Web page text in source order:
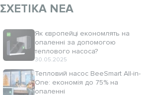
ΣΧΕΤΙΚΆ ΝΈΑ
Як європейці економлять на
опаленні за допомогою
теплового насоса?
30.05.2025
Тепловий насос BeeSmart All-in-
One: економія до 75% на
опаленні